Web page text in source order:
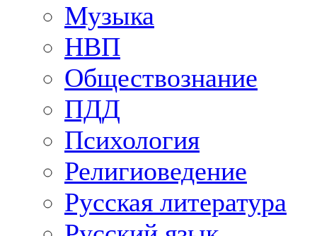
Музыка
НВП
Обществознание
ПДД
Психология
Религиоведение
Русская литература